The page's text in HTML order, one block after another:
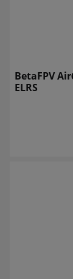
BetaFPV
ELRS